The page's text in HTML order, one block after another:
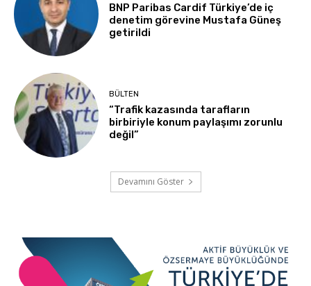
BNP Paribas Cardif Türkiye’de iç
denetim görevine Mustafa Güneş
getirildi
BÜLTEN
“Trafik kazasında tarafların
birbiriyle konum paylaşımı zorunlu
değil”
Devamını Göster